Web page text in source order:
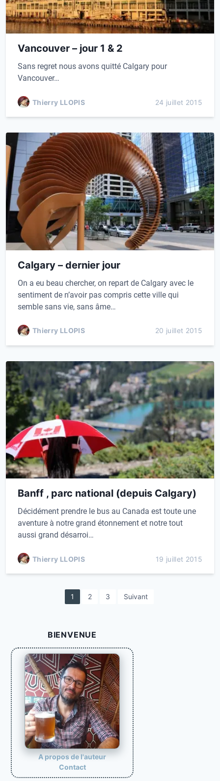
Vancouver – jour 1 & 2
Sans regret nous avons quitté Calgary pour
Vancouver…
Thierry LLOPIS 24 juillet 2015
Calgary – dernier jour
On a eu beau chercher, on repart de Calgary avec le
sentiment de n’avoir pas compris cette ville qui
semble sans vie, sans âme…
Thierry LLOPIS 20 juillet 2015
Banff , parc national (depuis Calgary)
Décidément prendre le bus au Canada est toute une
aventure à notre grand étonnement et notre tout
aussi grand désarroi…
Thierry LLOPIS 19 juillet 2015
n
a
o
n
d
e
s
1 2 3 Suivant
BIENVENUE
A propos de l'auteur
Contact